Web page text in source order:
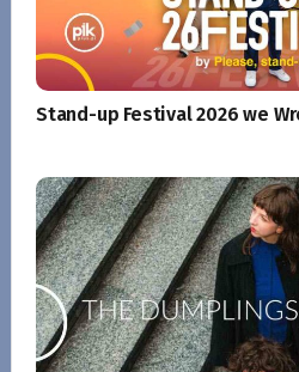
Stand-up Festival 2026 we